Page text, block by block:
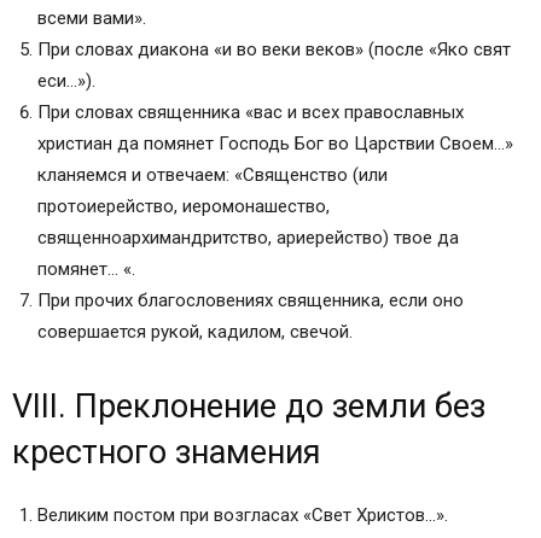
всеми вами».
При словах диакона «и во веки веков» (после «Яко свят
еси…»).
При словах священника «вас и всех православных
христиан да помянет Господь Бог во Царствии Своем…»
кланяемся и отвечаем: «Священство (или
протоиерейство, иеромонашество,
священноархимандритство, ариерейство) твое да
помянет… «.
При прочих благословениях священника, если оно
совершается рукой, кадилом, свечой.
VIII. Преклонение до земли без
крестного знамения
Великим постом при возгласах «Свет Христов…».